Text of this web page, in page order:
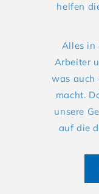
helfen
Alles in
Arbeiter
was auch
macht.
unsere
auf die